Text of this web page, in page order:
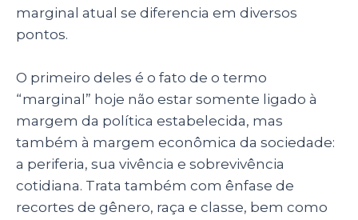
marginal atual se diferencia em diversos
pontos.
O primeiro deles é o fato de o termo
“marginal” hoje não estar somente ligado à
margem da política estabelecida, mas
também à margem econômica da sociedade:
a periferia, sua vivência e sobrevivência
cotidiana. Trata também com ênfase de
recortes de gênero, raça e classe, bem como